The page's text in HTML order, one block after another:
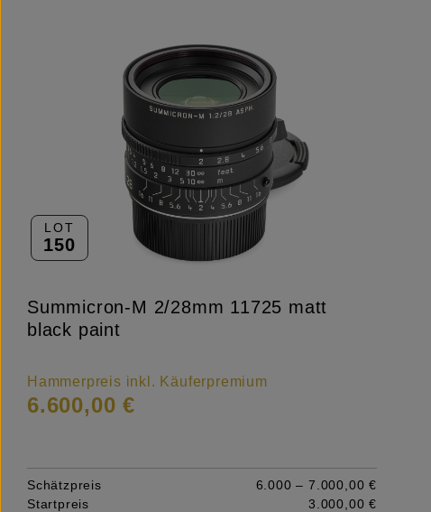
LOT
150
Summicron-M 2/28mm 11725 matt
black paint
Hammerpreis inkl. Käuferpremium
6.600,00 €
Schätzpreis
6.000 – 7.000,00 €
Startpreis
3.000,00 €